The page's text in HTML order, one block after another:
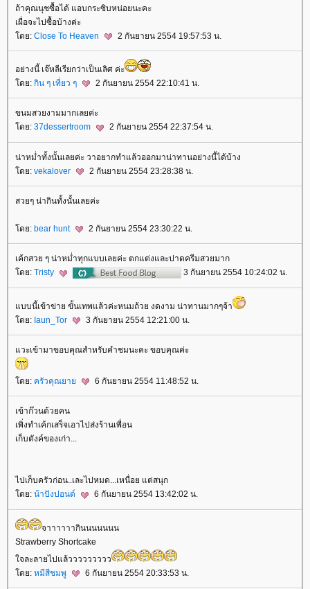
ถ้าคุณนุชซื้อได้ แอบกระซิบหน่อยนะคะ
เผื่อจะไปซื้อบ้างค่ะ
ดย: Close To Heaven 2 กันยายน 2554 19:57:53 น.
อย่างนี้ เจ๊หลีเรียกว่าเป็นเลิศ ค่ะ
ดย: กิน ๆ เที่ยว ๆ 2 กันยายน 2554 22:10:41 น.
ขนมสวยงามมากเลยค่ะ
ดย: 37dessertroom 2 กันยายน 2554 22:37:54 น.
น่าหม่ำทั้งนั้นเลยค่ะ วาอยากทำแล้วออกมาน่าทานอย่างนี้ได้บ้าง
ดย: vekalover 2 กันยายน 2554 23:28:38 น.
สวยๆ น่ากินทั้งนั้นเลยค่ะ
ดย: bear hunt 2 กันยายน 2554 23:30:22 น.
เค้กสวย ๆ น่าหม่ำทุกแบบเลยค่ะ ตกแต่งและปาดครีมสวยมาก
ดย: Tristy 3 กันยายน 2554 10:24:02 น.
บบนี้เข้าข่าย ขั้นเทพแล้วค่ะหนมถ้วย งดงาม น่าทานมากๆจ้า
ดย: Iaun_Tor 3 กันยายน 2554 12:21:00 น.
วะเข้ามาขอบคุณสำหรับคำชมนะคะ ขอบคุณค่ะ
ดย: ครัวคุณยา 6 กันยายน 2554 11:48:52 น.
เข้าก๊วนด้วยคน
เพิ่งทำเค้กเสร็จเอาไปส่งร้านเพื่อน
เก็บตังค์ของเก่า...
ไปเก็บครัวก่อน..เละไปหมด...เหนื่อย แต่สนุก
ดย: น้าปังปอนด์ 6 กันยายน 2554 13:42:02 น.
จาาาาาากินนนนนนน
Strawberry Shortcake
จละลายไปแล้ววววววววว
ดย: หมีสีชมพู 6 กันยายน 2554 20:33:53 น.